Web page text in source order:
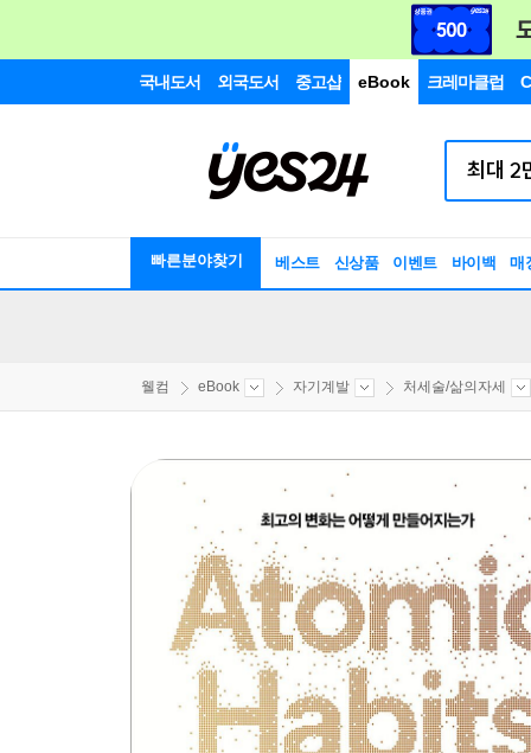
국내도서 외국도서 중고샵 eBook 크레마클럽
빠른분야찾기 베스트 신상품 이벤트 바이백 매
웰컴 eBook 자기계발 처세술/삶의자세